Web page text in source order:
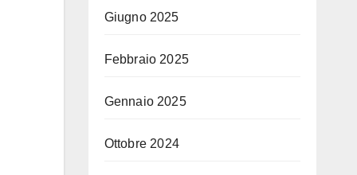
Giugno 2025
Febbraio 2025
Gennaio 2025
Ottobre 2024